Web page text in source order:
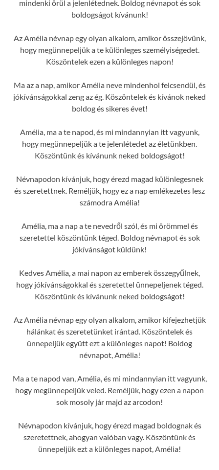
mindenki örül a jelenlétednek. Boldog névnapot és sok
boldogságot kívánunk!
Az Amélia névnap egy olyan alkalom, amikor összejövünk,
hogy megünnepeljük a te különleges személyiségedet.
Köszöntelek ezen a különleges napon!
Ma az a nap, amikor Amélia neve mindenhol felcsendül, és
jókívánságokkal zeng az ég. Köszöntelek és kívánok neked
boldog és sikeres évet!
Amélia, ma a te napod, és mi mindannyian itt vagyunk,
hogy megünnepeljük a te jelenlétedet az életünkben.
Köszöntünk és kívánunk neked boldogságot!
Névnapodon kívánjuk, hogy érezd magad különlegesnek
és szeretettnek. Reméljük, hogy ez a nap emlékezetes lesz
számodra Amélia!
Amélia, ma a nap a te nevedről szól, és mi örömmel és
szeretettel köszöntünk téged. Boldog névnapot és sok
jókívánságot küldünk!
Kedves Amélia, a mai napon az emberek összegyűlnek,
hogy jókívánságokkal és szeretettel ünnepeljenek téged.
Köszöntünk és kívánunk neked boldogságot!
Az Amélia névnap egy olyan alkalom, amikor kifejezhetjük
hálánkat és szeretetünket irántad. Köszöntelek és
ünnepeljük együtt ezt a különleges napot! Boldog
névnapot, Amélia!
Ma a te napod van, Amélia, és mi mindannyian itt vagyunk,
hogy megünnepeljük veled. Reméljük, hogy ezen a napon
sok mosoly jár majd az arcodon!
Névnapodon kívánjuk, hogy érezd magad boldognak és
szeretettnek, ahogyan valóban vagy. Köszöntünk és
ünnepeljük ezt a különleges napot, Amélia!